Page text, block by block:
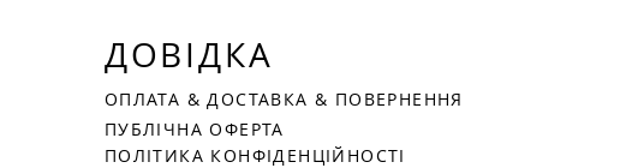
ДОВІДКА
ОПЛАТА &ДОСТАВКА & ПОВЕРНЕННЯ
ПУБЛІЧНА ОФЕРТА
ПОЛІТИКА КОНФІДЕНЦІЙНОСТІ